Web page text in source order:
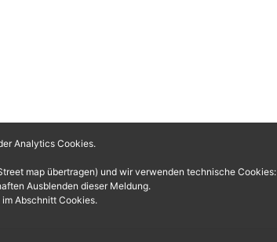
Analytics Cookies.
map übertragen) und wir verwenden technische Cookies:
Ausblenden dieser Meldung.
Abschnitt Cookies.